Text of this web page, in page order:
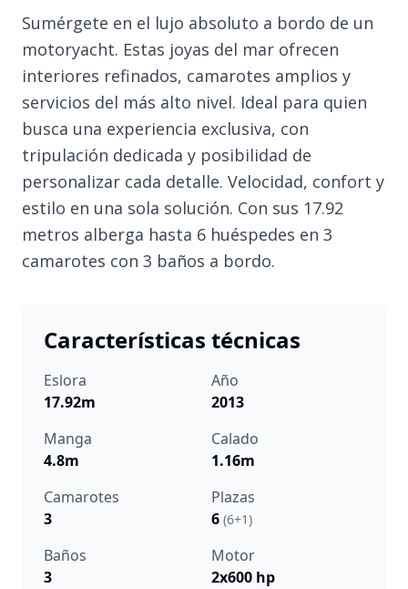
Sumérgete en el lujo absoluto a bordo de un
motoryacht. Estas joyas del mar ofrecen
interiores refinados, camarotes amplios y
servicios del más alto nivel. Ideal para quien
busca una experiencia exclusiva, con
tripulación dedicada y posibilidad de
personalizar cada detalle. Velocidad, confort y
estilo en una sola solución. Con sus 17.92
metros alberga hasta 6 huéspedes en 3
camarotes con 3 baños a bordo.
Características técnicas
Eslora
17.92m
Año
2013
Manga
4.8m
Calado
1.16m
Camarotes
3
Plazas
6 (6+1)
Baños
3
Motor
2x600 hp